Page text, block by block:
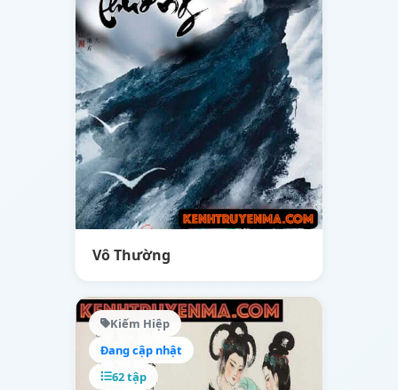
Vô Thường
Kiếm Hiệp
Đang cập nhật
62 tập